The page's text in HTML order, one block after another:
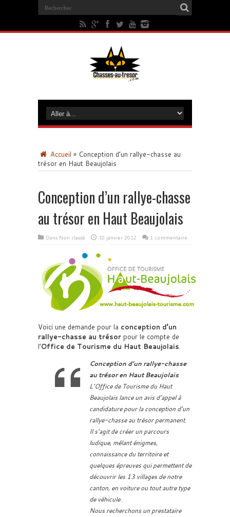
Accueil » Conception d’un rallye-chasse au
trésor en Haut Beaujolais
Conception d’un rallye-chasse
au trésor en Haut Beaujolais
Dans Non classé 10 janvier 2012 1 commentaire
Voici une demande pour la conception d’un
rallye-chasse au trésor pour le compte de
l’Office de Tourisme du Haut Beaujolais.
Conception d’un rallye-chasse
au trésor en Haut Beaujolais
L’Office de Tourisme du Haut
Beaujolais lance un avis d’appel à
candidature pour la conception d’un
rallye-chasse au trésor permanent.
Il s’agit de créer un parcours
ludique, mêlant énigmes,
connaissance du territoire et
quelques épreuves qui permettent de
découvrir les 13 villages de notre
canton, en voiture ou tout autre type
de véhicule.
Nous recherchons un prestataire